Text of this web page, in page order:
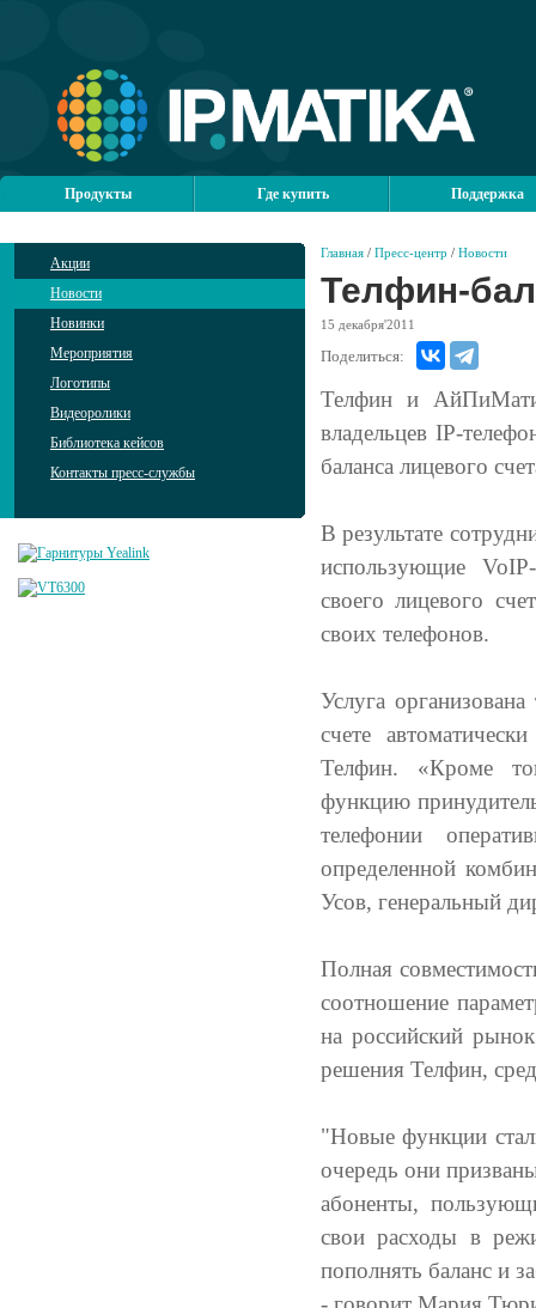
Продукты Где купить Поддержка
Акции
Новости
Новинки
Мероприятия
Логотипы
Видеоролики
Библиотека кейсов
Контакты пресс-службы
Главная / Пресс-центр / Новости
Телфин-
15 декабря'2011
Поделиться:
Телфин и
владельцев IP-
баланса лицевого
В результате
использующие
своего лицевого
своих телефонов.
Услуга
счете
Телфин. «Кроме
функцию
телефонии
определенной
Усов, генеральный
Полная
соотношение
на российский
решения Телфин,
"Новые функции
очередь они
абоненты,
свои расходы в
пополнять баланс и